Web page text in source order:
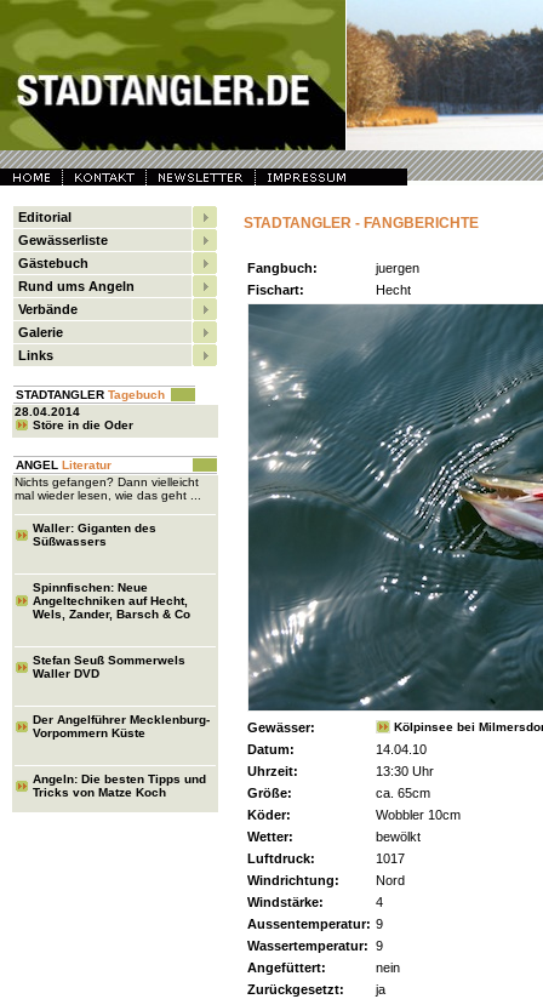
Editorial
Gewässerliste
Gästebuch
Rund ums Angeln
Verbände
Galerie
Links
STADTANGLER Tagebuch
28.04.2014
Störe in die Oder
ANGEL Literatur
Nichts gefangen? Dann vielleicht
mal wieder lesen, wie das geht ...
Waller: Giganten des
Süßwassers
Spinnfischen: Neue
Angeltechniken auf Hecht,
Wels, Zander, Barsch & Co
Stefan Seuß Sommerwels
Waller DVD
Der Angelführer Mecklenburg-
Vorpommern Küste
Angeln: Die besten Tipps und
Tricks von Matze Koch
STADTANGLER - FANGBERICHTE
Fangbuch:
juergen
Fischart:
Hecht
Gewässer: Kölpinsee bei
Datum:
14.04.10
Uhrzeit:
13:30 Uhr
Größe:
ca. 65cm
Köder:
Wobbler 10cm
Wetter:
bewölkt
Luftdruck:
1017
Windrichtung:
Nord
Windstärke:
4
Aussentemperatur: 9
Wassertemperatur: 9
Angefüttert:
nein
Zurückgesetzt:
ja